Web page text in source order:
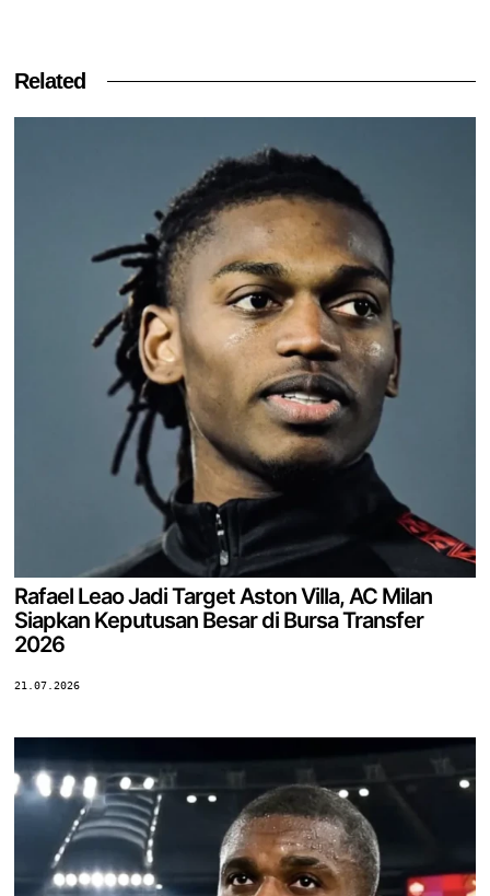
Related
Rafael Leao Jadi Target Aston Villa, AC Milan
Siapkan Keputusan Besar di Bursa Transfer
2026
21.07.2026